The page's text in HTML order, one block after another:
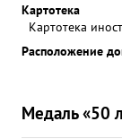
Картотека
Картотека
Расположение
Медаль «50